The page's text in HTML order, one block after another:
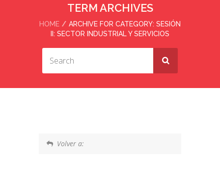
TERM ARCHIVES
HOME
ARCHIVE FOR CATEGORY: SESIÓN
II: SECTOR INDUSTRIAL Y SERVICIOS
Volver a: